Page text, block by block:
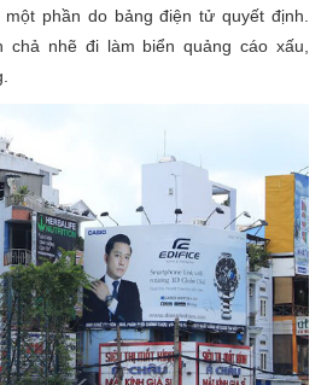
phần do bảng điện tử quyết định.
chả nhẽ đi làm biển quảng cáo xấu,